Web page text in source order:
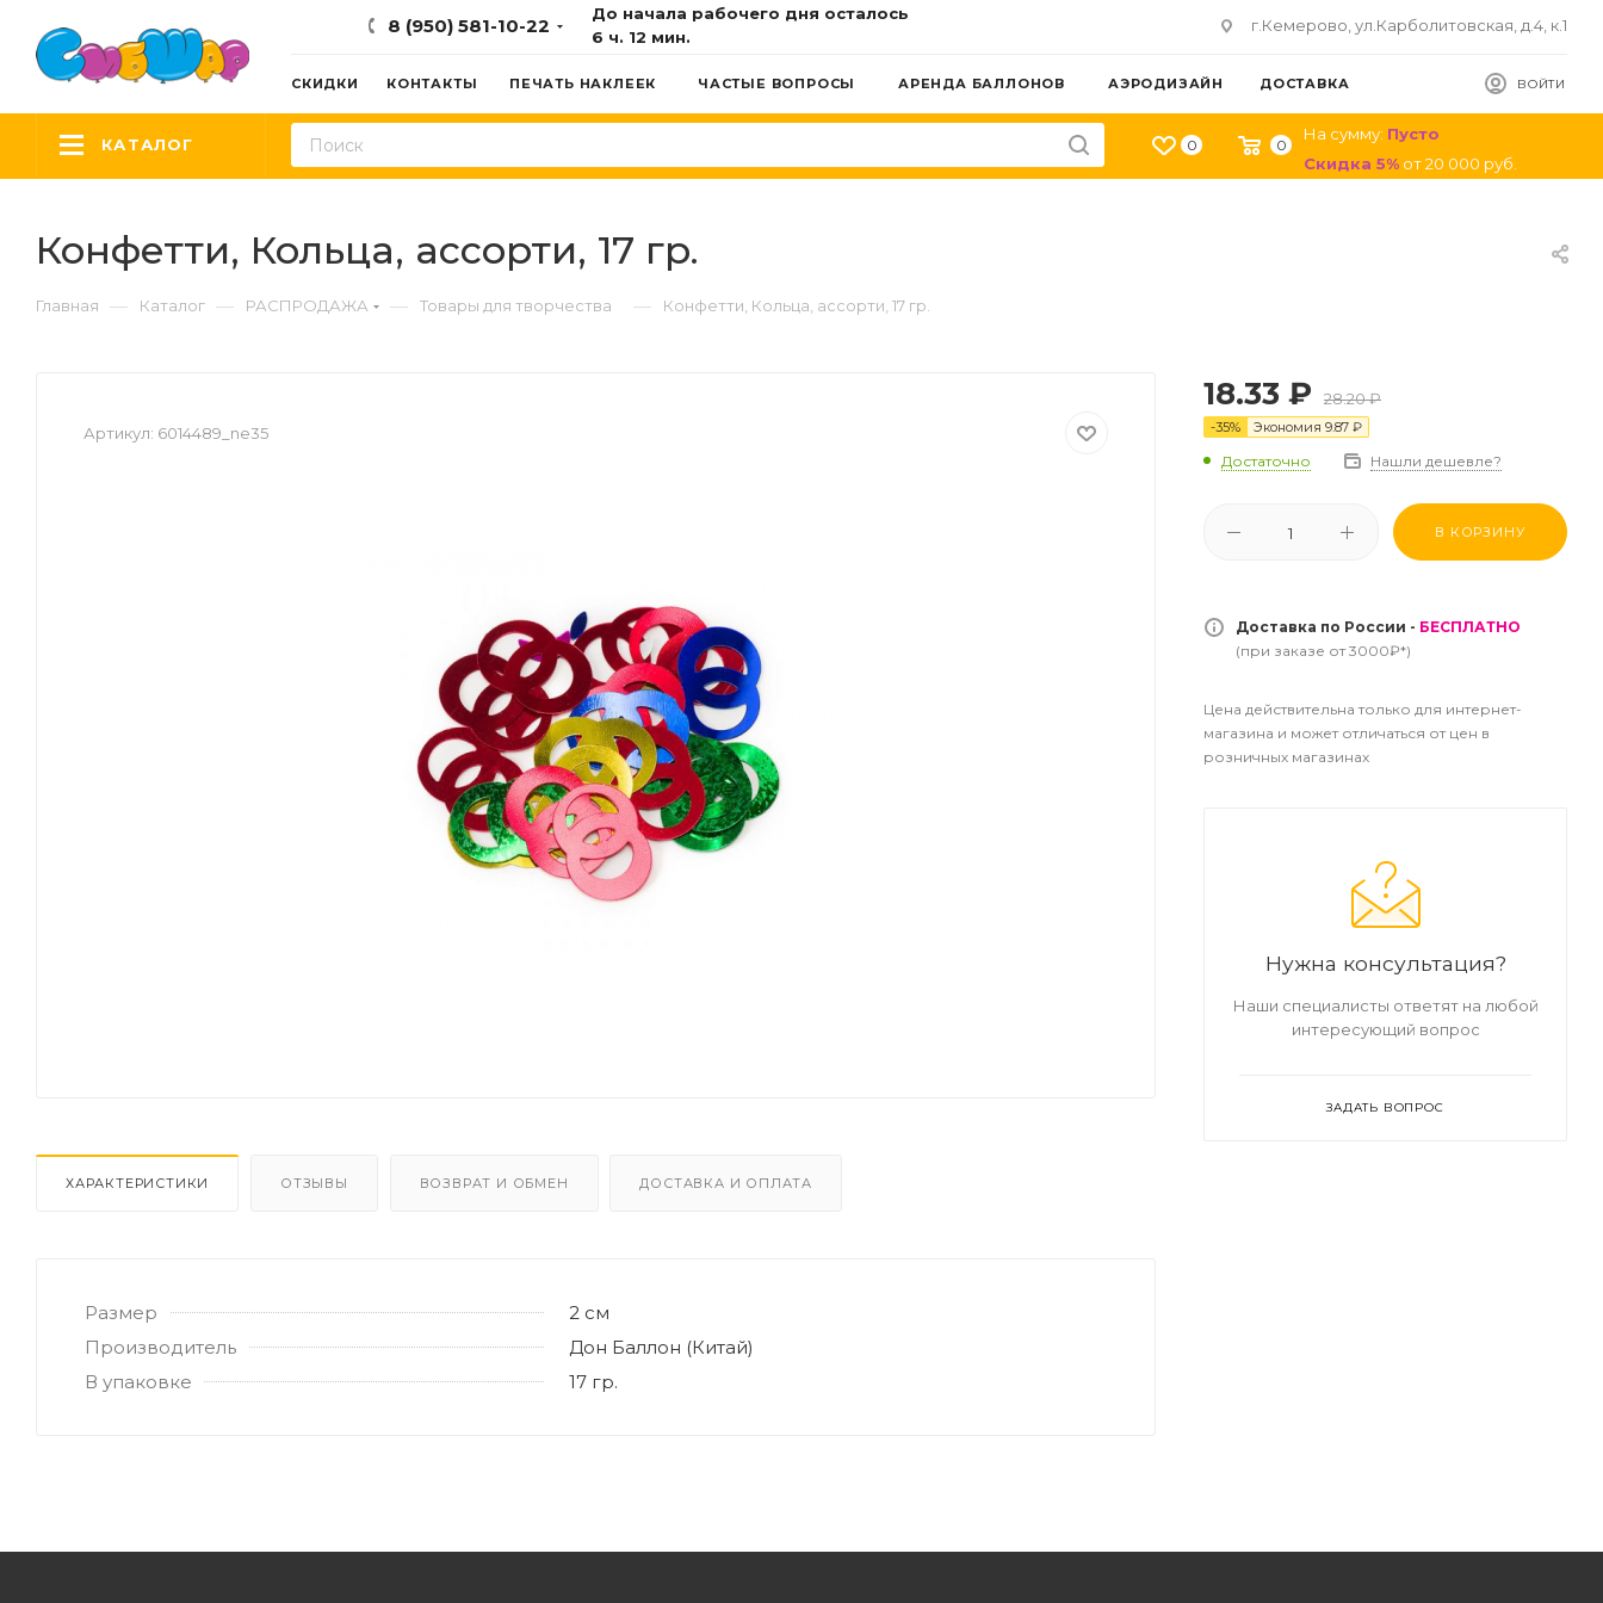
8 (950) 581-10-22
До начала рабочего дня осталось
6 ч. 12 мин.
г.Кемерово, ул.Карболитовская, д.4, к.1
ВОЙТИ
СКИДКИ КОНТАКТЫ ПЕЧАТЬ НАКЛЕЕК ЧАСТЫЕ ВОПРОСЫ АРЕНДА БАЛЛОНОВ АЭРОДИЗАЙН ДОСТАВКА
0 0
На сумму: Пусто
Скидка 5% от20 000 руб.
КАТАЛОГ
Конфетти, Кольца, ассорти, 17 гр.
Главная — Каталог — РАСПРОДАЖА — Товары для творчества — Конфетти, Кольца, ассорти, 17 гр.
Артикул: 6014489_ne35
ХАРАКТЕРИСТИКИ ОТЗЫВЫ ВОЗВРАТ И ОБМЕН ДОСТАВКА И ОПЛАТА
Размер
2 см
Производитель
Дон Баллон (Китай)
В упаковке
17 гр.
18.33 ₽ 28.20₽
-35% Экономия 9.87 ₽
Достаточно Нашли дешевле?
В КОРЗИНУ
Доставка по России - БЕСПЛАТНО
(при заказе от 3000₽*)
Цена действительна только для интернет-
магазина и может отличаться от цен в
розничных магазинах
Нужна консультация?
Наши специалисты ответят на любой
интересующий вопрос
ЗАДАТЬ ВОПРОС